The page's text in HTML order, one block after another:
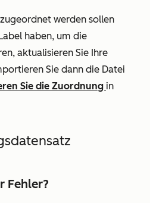
werden sollen
haben, um die
aktualisieren Sie Ihre
Sie dann die Datei
Sie die Zuordnung in
Fehler?